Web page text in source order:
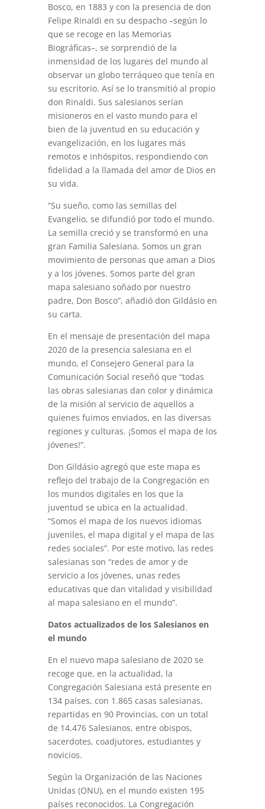
Bosco, en 1883 y con la presencia de don
Felipe Rinaldi en su despacho –según lo
que se recoge en las Memorias
Biográficas–, se sorprendió de la
inmensidad de los lugares del mundo al
observar un globo terráqueo que tenía en
su escritorio. Así se lo transmitió al propio
don Rinaldi. Sus salesianos serían
misioneros en el vasto mundo para el
bien de la juventud en su educación y
evangelización, en los lugares más
remotos e inhóspitos, respondiendo con
fidelidad a la llamada del amor de Dios en
su vida.
“Su sueño, como las semillas del
Evangelio, se difundió por todo el mundo.
La semilla creció y se transformó en una
gran Familia Salesiana. Somos un gran
movimiento de personas que aman a Dios
y a los jóvenes. Somos parte del gran
mapa salesiano soñado por nuestro
padre, Don Bosco”, añadió don Gildásio en
su carta.
En el mensaje de presentación del mapa
2020 de la presencia salesiana en el
mundo, el Consejero General para la
Comunicación Social reseñó que “todas
las obras salesianas dan color y dinámica
de la misión al servicio de aquellos a
quienes fuimos enviados, en las diversas
regiones y culturas. ¡Somos el mapa de los
jóvenes!”.
Don Gildásio agregó que este mapa es
reflejo del trabajo de la Congregación en
los mundos digitales en los que la
juventud se ubica en la actualidad.
“Somos el mapa de los nuevos idiomas
juveniles, el mapa digital y el mapa de las
redes sociales”. Por este motivo, las redes
salesianas son “redes de amor y de
servicio a los jóvenes, unas redes
educativas que dan vitalidad y visibilidad
al mapa salesiano en el mundo”.
Datos actualizados de los Salesianos en
el mundo
En el nuevo mapa salesiano de 2020 se
recoge que, en la actualidad, la
Congregación Salesiana está presente en
134 países, con 1.865 casas salesianas,
repartidas en 90 Provincias, con un total
de 14.476 Salesianos, entre obispos,
sacerdotes, coadjutores, estudiantes y
novicios.
Según la Organización de las Naciones
Unidas (ONU), en el mundo existen 195
países reconocidos. La Congregación